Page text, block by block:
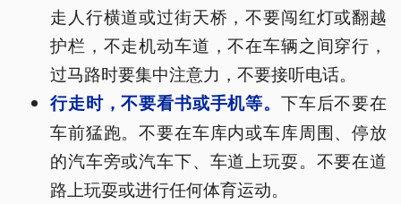
走人行横道或过街天桥，不要闯红灯或翻越
护栏，不走机动车道，不在车辆之间穿行，
过马路时要集中注意力，不要接听电话。
行走时，不要看书或手机等。 下车后不要在
车前猛跑。不要在车库内或车库周围、停放
的汽车旁或汽车下、车道上玩耍。不要在道
路上玩耍或进行任何体育运动。